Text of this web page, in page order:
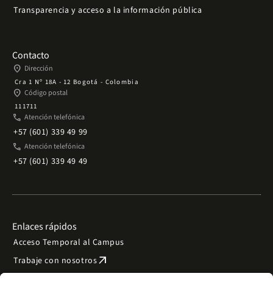
Transparencia y acceso a la información pública
Contacto
place Dirección
Cra 1 Nº 18A - 12 Bogotá - Colombia
place Código postal
111711
phone Atención telefónica
+57 (601) 339 49 99
phone Atención telefónica
+57 (601) 339 49 49
Enlaces rápidos
Acceso Temporal al Campus
Trabaje con nosotrosarrow_outward